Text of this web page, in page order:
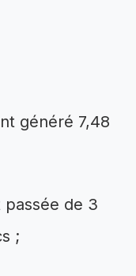
généré 7,48
passée de 3
;